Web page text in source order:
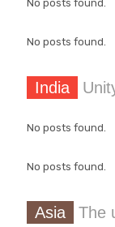
No posts found.
No posts found.
India
No posts found.
No posts found.
Asia The